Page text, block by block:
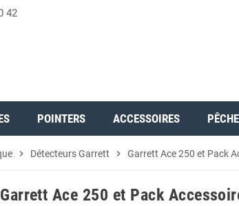
42
POINTERS ACCESSOIRES
chevron_right Détecteurs Garrett chevron_right Garrett Ace 250 et Pack
Garrett Ace 250 et Pack